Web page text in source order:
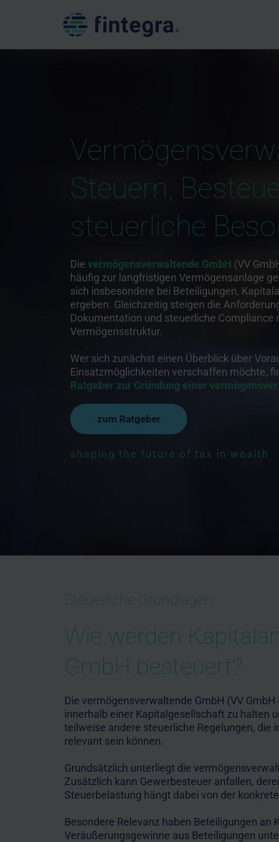
Steuern,
steuerliche
Die vermögensverwaltende GmbH (VV
häufig zur langfristigen Vermögensanlage
sich insbesondere bei Beteiligungen,
ergeben. Gleichzeitig steigen die
Dokumentation und steuerliche
Vermögensstruktur.
Wer sich zunächst einen Überblick über
Einsatzmöglichkeiten verschaffen möchte,
Ratgeber zur Gründung einer
zum Ratgeber
shaping the future of tax in wealth
Steuerliche Grundlagen
Wie werden
GmbH besteuert?
Die vermögensverwaltende GmbH (VV
innerhalb einer Kapitalgesellschaft zu halten
teilweise andere steuerliche Regelungen,
relevant sein können.
Grundsätzlich unterliegt die
Zusätzlich kann Gewerbesteuer anfallen,
Steuerbelastung hängt dabei von der
Besondere Relevanz haben Beteiligungen an
Veräußerungsgewinne aus Beteiligungen